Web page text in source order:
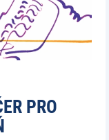
PRO